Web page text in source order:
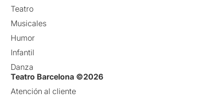
Teatro
Musicales
Humor
Infantil
Danza
Teatro Barcelona ©2026
Atención al cliente